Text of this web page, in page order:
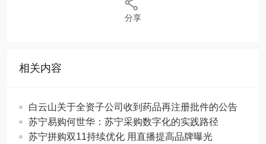
分享
相关内容
白云山关于全资子公司收到药品再注册批件的公告
苏宁易购何世华：苏宁采购数字化的实践路径
苏宁拼购双11持续优化 用直播提高品牌曝光